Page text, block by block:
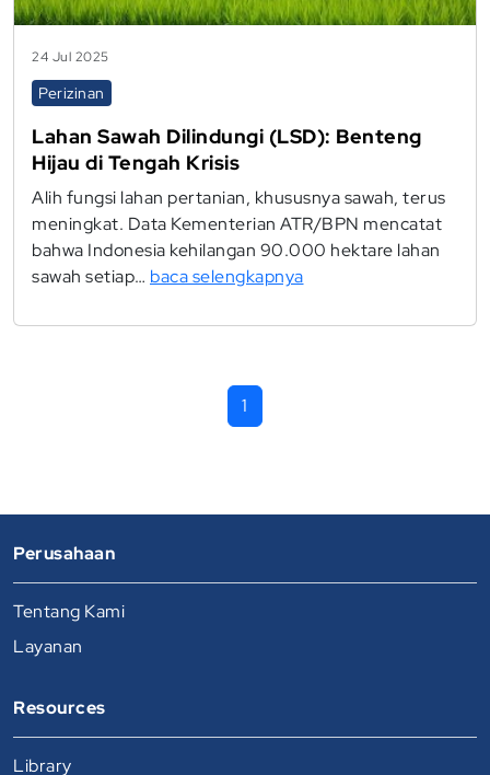
24 Jul 2025
Perizinan
Lahan Sawah Dilindungi (LSD): Benteng
Hijau di Tengah Krisis
Alih fungsi lahan pertanian, khususnya sawah, terus
meningkat. Data Kementerian ATR/BPN mencatat
bahwa Indonesia kehilangan 90.000 hektare lahan
sawah setiap… baca selengkapnya
1
Perusahaan
Tentang Kami
Layanan
Resources
Library